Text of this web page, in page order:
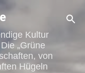
Kultur
„Grüne
von
Hügeln